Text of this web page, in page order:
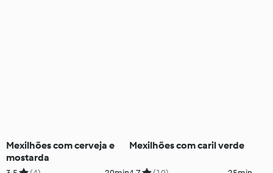
Mexilhões com cerveja e
mostarda
Mexilhões com caril verde